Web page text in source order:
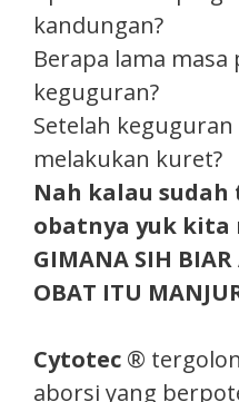
kandungan?
Berapa lama
keguguran?
Setelah
melakukan kuret?
Nah kalau
obatnya yuk kita
GIMANA SIH BIAR
OBAT ITU
Cytotec ®
aborsi yang